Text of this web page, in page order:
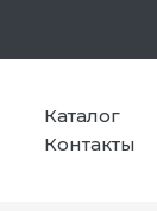
Каталог
Контакты